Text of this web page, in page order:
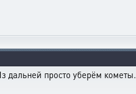
дальней просто уберём кометы.